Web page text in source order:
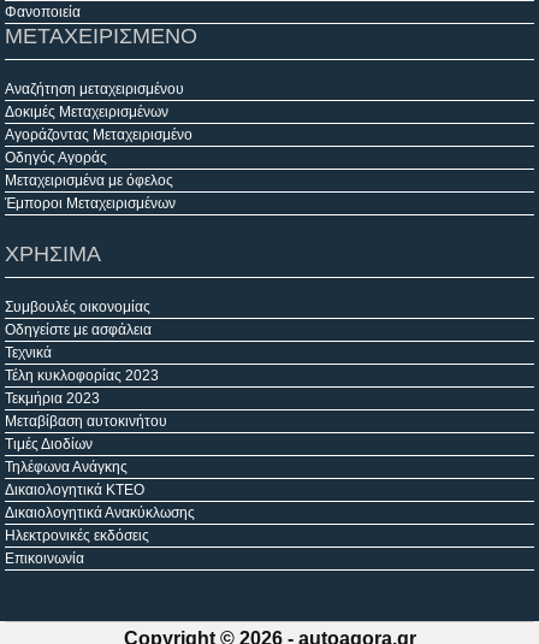
Φανοποιεία
ΜΕΤΑΧΕΙΡΙΣΜΕΝΟ
Αναζήτηση μεταχειρισμένου
Δοκιμές Μεταχειρισμένων
Αγοράζοντας Μεταχειρισμένο
Οδηγός Αγοράς
Μεταχειρισμένα με όφελος
Έμποροι Μεταχειρισμένων
ΧΡΗΣΙΜΑ
Συμβουλές οικονομίας
Οδηγείστε με ασφάλεια
Τεχνικά
Τέλη κυκλοφορίας 2023
Τεκμήρια 2023
Μεταβίβαση αυτοκινήτου
Τιμές Διοδίων
Τηλέφωνα Ανάγκης
Δικαιολογητικά ΚΤΕΟ
Δικαιολογητικά Ανακύκλωσης
Ηλεκτρονικές εκδόσεις
Επικοινωνία
Copyright © 2026 - autoagora.gr